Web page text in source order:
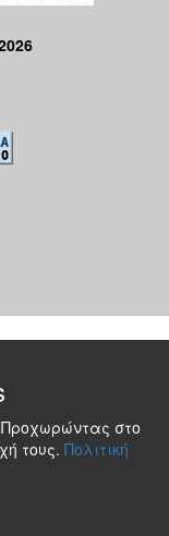
Προχωρώντας στο
τους. Πολιτική